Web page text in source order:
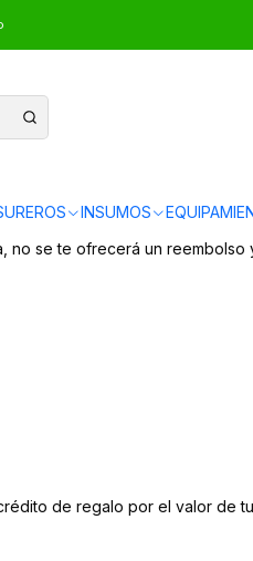
INSUMOS
no se te ofrecerá un reembolso
de regalo por el valor de